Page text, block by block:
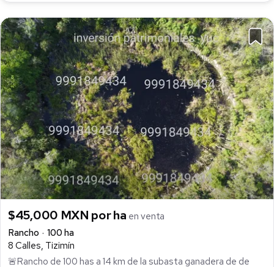
$45,000 MXN por ha en venta
Rancho
100 ha
8 Calles, Tizimín
🚨Rancho de 100 has a 14 km de la subasta ganadera de de